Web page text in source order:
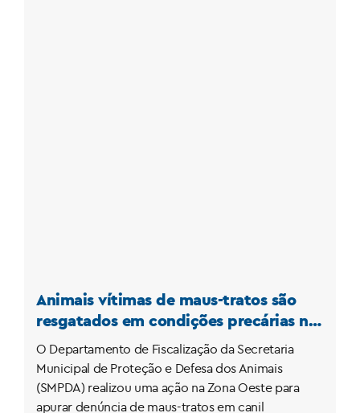
Animais vítimas de maus-tratos são
resgatados em condições precárias na
Zona Oeste
O Departamento de Fiscalização da Secretaria
Municipal de Proteção e Defesa dos Animais
(SMPDA) realizou uma ação na Zona Oeste para
apurar denúncia de maus-tratos em canil